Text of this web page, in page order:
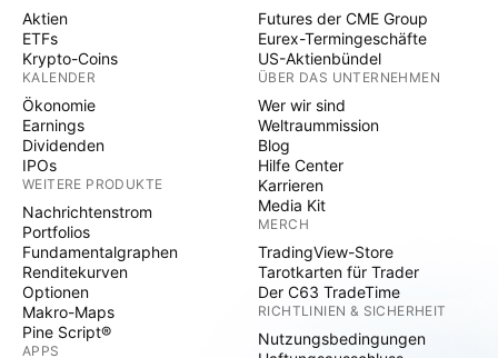
Aktien
ETFs
Krypto-Coins
KALENDER
Ökonomie
Earnings
Dividenden
IPOs
WEITERE PRODUKTE
Nachrichtenstrom
Portfolios
Fundamentalgraphen
Renditekurven
Optionen
Makro-Maps
Pine Script®
APPS
Futures der CME Group
Eurex-Termingeschäfte
US-Aktienbündel
ÜBER DAS UNTERNEHMEN
Wer wir sind
Weltraummission
Blog
Hilfe Center
Karrieren
Media Kit
MERCH
TradingView-Store
Tarotkarten für Trader
Der C63 TradeTime
RICHTLINIEN & SICHERHEIT
Nutzungsbedingungen